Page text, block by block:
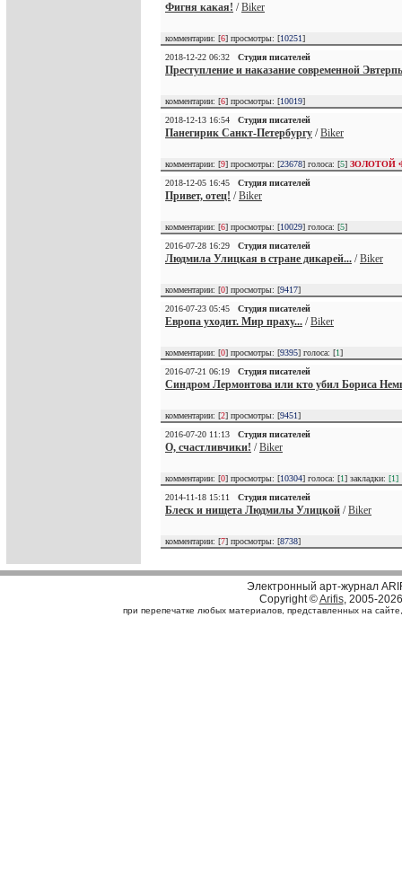
Фигня какая! /Biker
комментарии: [6] просмотры: [10251]
2018-12-22 06:32
Студия писателей
Преступление и наказание современной
комментарии: [6] просмотры: [10019]
2018-12-13 16:54
Студия писателей
Панегирик Санкт-Петербургу /Biker
комментарии: [9] просмотры: [23678] голоса: [5] ЗОЛОТОЙ
2018-12-05 16:45
Студия писателей
Привет, отец! /Biker
комментарии: [6] просмотры: [10029] голоса: [5]
2016-07-28 16:29
Студия писателей
Людмила Улицкая в стране дикарей... /Biker
комментарии: [0] просмотры: [9417]
2016-07-23 05:45
Студия писателей
Европа уходит. Мир праху... /Biker
комментарии: [0] просмотры: [9395] голоса: [1]
2016-07-21 06:19
Студия писателей
Синдром Лермонтова или кто убил Бориса
комментарии: [2] просмотры: [9451]
2016-07-20 11:13
Студия писателей
О, счастливчики! /Biker
комментарии: [0] просмотры: [10304] голоса: [1] закладки: [1]
2014-11-18 15:11
Студия писателей
Блеск и нищета Людмилы Улицкой /Biker
комментарии: [7] просмотры: [8738]
Электронный арт-журнал
Copyright ©Arifis, 2005-2026
при перепечатке любых материалов, представленных на